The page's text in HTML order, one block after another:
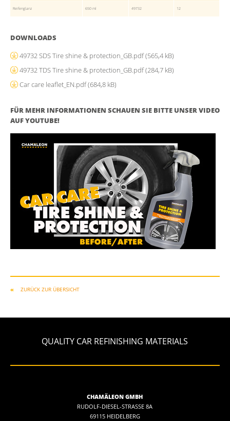
Reifenglanz 650 ml 49732 12
DOWNLOADS
49732 SDS Tire shine & protection_GB.pdf(565,4 kB)
49732 TDS Tire shine & protection_GB.pdf(284,7 kB)
Car care leaflet_EN.pdf(684,8 kB)
FÜR MEHR INFORMATIONEN SCHAUEN SIE BITTE UNSER VIDEO
AUF YOUTUBE!
ZURÜCK ZUR ÜBERSICHT
QUALITY CAR REFINISHING MATERIALS
CHAMÄLEON GMBH
RUDOLF-DIESEL-STRASSE 8A
69115 HEIDELBERG